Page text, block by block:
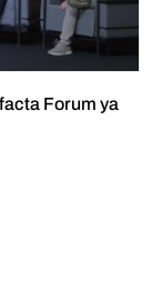
Forum ya